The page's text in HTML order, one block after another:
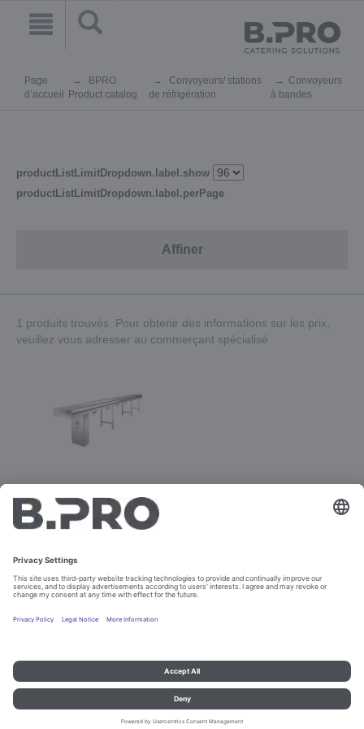
Page
d’accueil
BPRO
Product catalog
Convoyeurs/ stations
de réfrigération
Convoyeurs
à bandes
productListLimitDropdown.label.show
productListLimitDropdown.label.perPage
Affiner
1 produits trouvés. Pour obtenir des informations sur les prix,
veuillez vous adresser au commerçant spécialisé
Référence 383736
Colophon et Informations sur la protection des données Contact
© B.PRO Catering Solutions 2023